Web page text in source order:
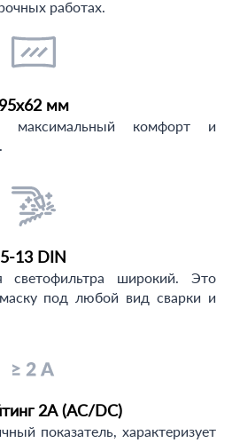
работах.
95х62 мм
комфорт и
5-13 DIN
светофильтра широкий. Это
маску под любой вид сварки и
2А (AC/DC)
показатель, характеризует